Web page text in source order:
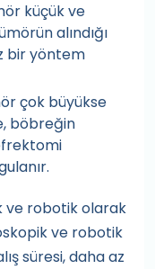
küçük ve
alındığı
bir yöntem
çok büyükse
böbreğin
ve robotik olarak
ve robotik
süresi, daha az